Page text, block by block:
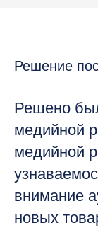
Решение
Решено
медийной
медийной
внимание
новых